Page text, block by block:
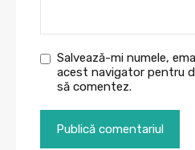
Salvează-mi numele,
acest navigator pentru
să comentez.